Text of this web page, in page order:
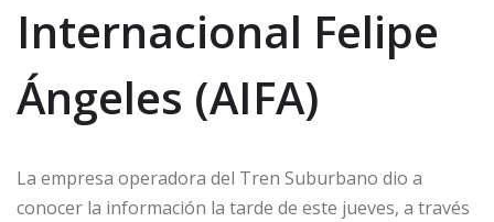
Internacional Felipe
Ángeles (AIFA)
La empresa operadora del Tren Suburbano dio a
conocer la información la tarde de este jueves, a través